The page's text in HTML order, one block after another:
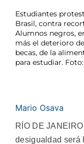
Estudiantes
Brasil, contra
Alumnos negros,
más el deterioro
becas, de la
para estudiar.
Mario Osava
RÍO DE
desigualdad será